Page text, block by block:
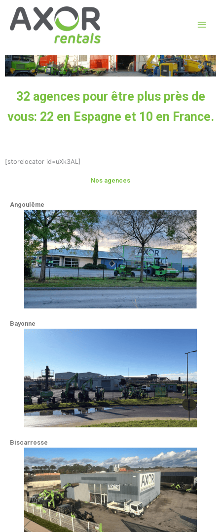
contenu
32 agences pour être plus près de
vous: 22 en Espagne et 10 en France.
[storelocator id=uXk3AL]
Nos agences
Angoulême
Bayonne
Biscarrosse